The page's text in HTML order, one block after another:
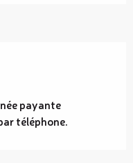
payante
téléphone.